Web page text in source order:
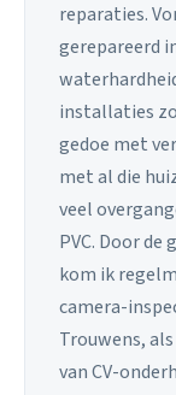
reparaties.
gerepareerd
installaties
gedoe met
met al die
veel
PVC. Door
kom ik
camera-
Trouwens,
van CV-